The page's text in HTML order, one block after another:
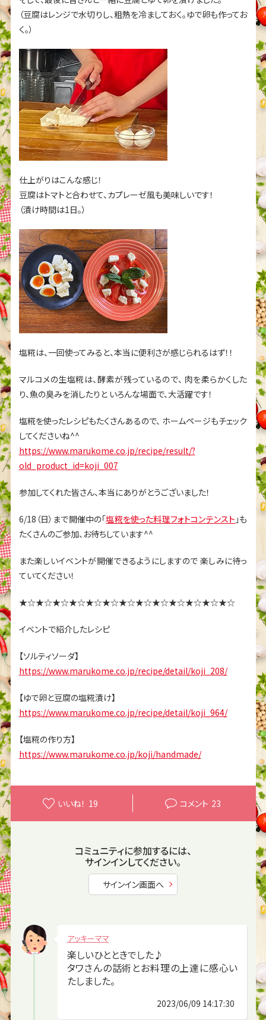
（豆腐はレンジで水切りし、粗熱を冷ましておく。ゆで卵も作ってお
く。）
仕上がりはこんな感じ！
豆腐はトマトと合わせて、カプレーゼ風も美味しいです！
（漬け時間は1日。）
塩糀は、一回使ってみると、本当に便利さが感じられるはず！！
マルコメの生塩糀は、酵素が残っているので、 肉を柔らかくした
り、魚の臭みを消したりといろんな場面で、大活躍です！
塩糀を使ったレシピもたくさんあるので、 ホームページもチェック
してくださいね^^
https://www.marukome.co.jp/recipe/result/?
old_product_id=koji_007
参加してくれた皆さん、本当にありがとうございました！
6/18（日）まで開催中の「塩糀を使った料理フォトコンテンスト 」も
たくさんのご参加、お待ちしています^^
また楽しいイベントが開催できるようにしますので 楽しみに待っ
ていてください！
★☆★☆★☆★☆★☆★☆★☆★☆★☆★☆★☆★☆★☆
イベントで紹介したレシピ
【ソルティソーダ】
https://www.marukome.co.jp/recipe/detail/koji_208/
【ゆで卵と豆腐の塩糀漬け】
https://www.marukome.co.jp/recipe/detail/koji_964/
【塩糀の作り方】
https://www.marukome.co.jp/koji/handmade/
いいね！ 19 コメント 23
コミュニティに参加するには、
サインインしてください。
サインイン画面へ
アッキーママ
楽しいひとときでした♪
タワさんの話術とお料理の上達に感心い
たしました。
2023/06/09 14:17:30